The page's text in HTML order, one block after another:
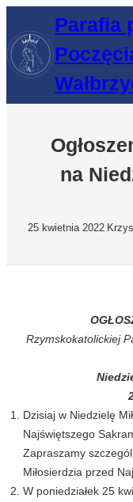
treści
Parafia
na
25 kwietnia 2022
Rzymskokatolickiej
Dzisiaj w Niedzielę
Najświętszego
Zapraszamy
Miłosierdzia przed
W poniedziałek 25